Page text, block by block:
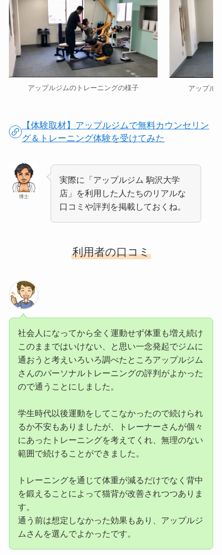
アップルジムのトレーニングの様子 アップル
【体験取材】アップルジムで無料カウンセリン
グ＆トレーニング体験を受けてみた
博士
実際に「アップルジム 駒沢大学
店」を利用した人たちのリアルな
口コミや評判を掲載しておくね。
利用者の口コミ
社会人になってから全く運動せず体重も増え続け
このままではいけない、と思い一念発起でジムに
通おうと考えいろいろ調べたところアップルジム
さんのパーソナルトレーニングの評判がよかった
ので通うことにしました。
学生時代以後運動をしてこなかったので続けられ
るか不安もありましたが、トレーナーさんが個々
にあったトレーニングを考えてくれ、無理のない
範囲で続けることができました。
トレーニングを通じて体重が減るだけでなく背中
を鍛えることによって猫背が改善されつつありま
す。
通う前は想定しなかった効果もあり、アップルジ
ムさんを選んでよかったです。